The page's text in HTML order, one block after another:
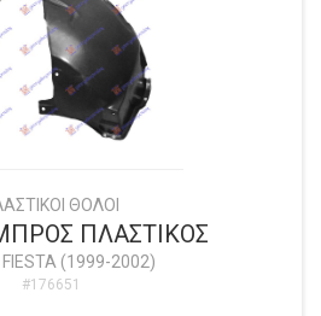
ΘΟΛΟΙ
ΠΛΑΣΤΙΚΟΣ
FIESTA (1999-2002)
#176651